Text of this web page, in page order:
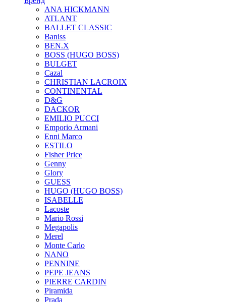
ANA HICKMANN
ATLANT
BALLET CLASSIC
Baniss
BEN.X
BOSS (HUGO BOSS)
BULGET
Cazal
CHRISTIAN LACROIX
CONTINENTAL
D&G
DACKOR
EMILIO PUCCI
Emporio Armani
Enni Marco
ESTILO
Fisher Price
Genny
Glory
GUESS
HUGO (HUGO BOSS)
ISABELLE
Lacoste
Mario Rossi
Megapolis
Merel
Monte Carlo
NANO
PENNINE
PEPE JEANS
PIERRE CARDIN
Piramida
Prada